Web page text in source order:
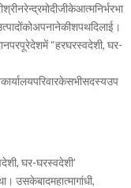
“हरघरस्वदेशी, घर-
घर-घरस्वदेशी’
उसकेबादमहात्मागांधी,